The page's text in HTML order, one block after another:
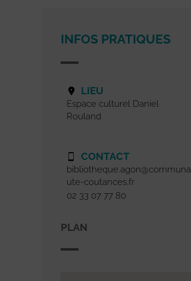
INFOS PRATIQUES
LIEU
Espace culturel Daniel
Rouland
CONTACT
bibliotheque.agon@communa
ute-coutances.fr
02 33 07 77 80
PLAN